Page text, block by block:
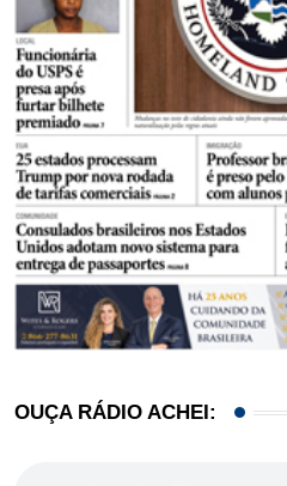
OUÇA RÁDIO ACHEI: